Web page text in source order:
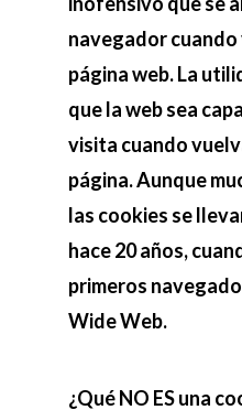
navegador
página web. La
que la web sea
visita cuando
página. Aunque
las cookies se
hace 20 años,
primeros
Wide Web.
¿Qué NO ES una